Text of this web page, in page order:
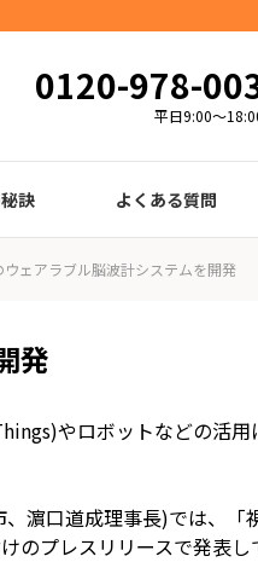
0120-978-
平日9:00～
訣
き方
ておきたいこと
よくある質問
ェアラブル脳波計システムを開発
発
やロボットなどの活用
濵口道成理事長)では、「
のプレスリリースで発表し